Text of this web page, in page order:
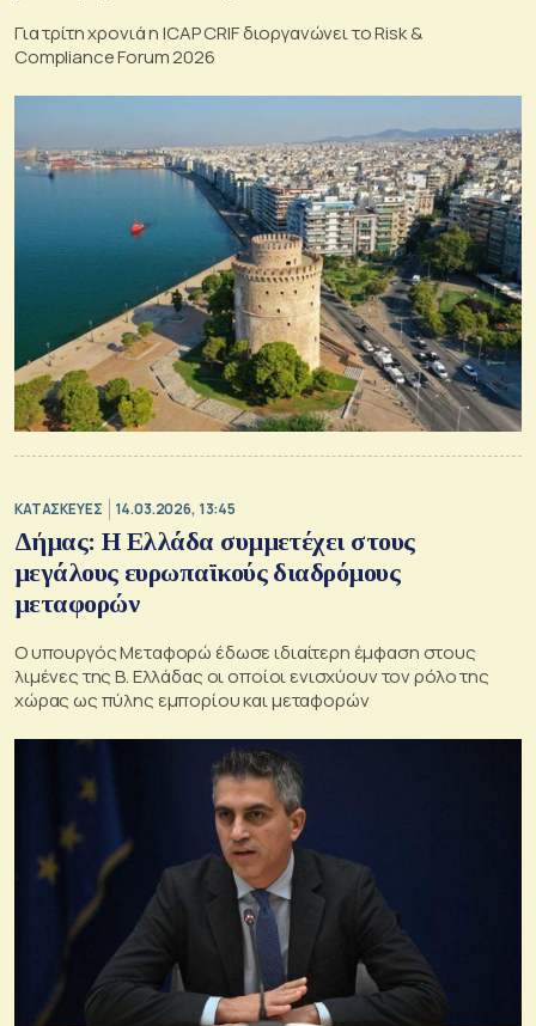
Για τρίτη χρονιά η ICAP CRIF διοργανώνει το Risk &
Compliance Forum 2026
ΚΑΤΑΣΚΕΥΕΣ 14.03.2026, 13:45
Δήμας: Η Ελλάδα συμμετέχει στους
μεγάλους ευρωπαϊκούς διαδρόμους
μεταφορών
Ο υπουργός Μεταφορώ έδωσε ιδιαίτερη έμφαση στους
λιμένες της Β. Ελλάδας οι οποίοι ενισχύουν τον ρόλο της
χώρας ως πύλης εμπορίου και μεταφορών